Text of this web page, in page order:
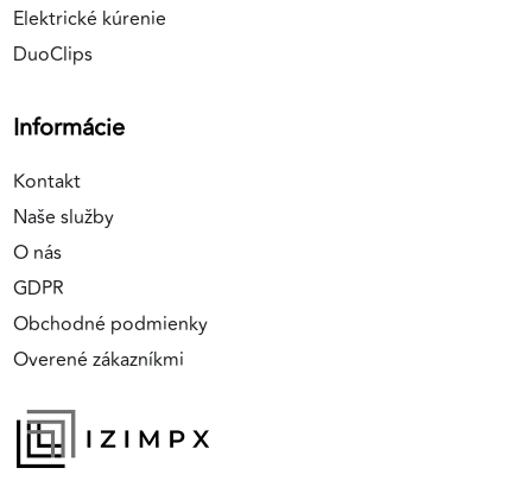
Elektrické kúrenie
DuoClips
Informácie
Kontakt
Naše služby
O nás
GDPR
Obchodné podmienky
Overené zákazníkmi